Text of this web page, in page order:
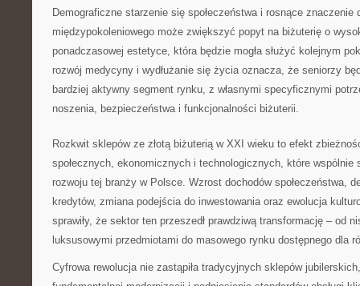
Demograficzne starzenie się społeczeństwa i rosnące znaczenie
międzypokoleniowego może zwiększyć popyt na biżuterię o
ponadczasowej estetyce, która będzie mogła służyć kolejnym
rozwój medycyny i wydłużanie się życia oznacza, że seniorzy
bardziej aktywny segment rynku, z własnymi specyficznymi
noszenia, bezpieczeństwa i funkcjonalności biżuterii.
Rozkwit sklepów ze złotą biżuterią w XXI wieku to efekt
społecznych, ekonomicznych i technologicznych, które wspólnie
rozwoju tej branży w Polsce. Wzrost dochodów społeczeństwa,
kredytów, zmiana podejścia do inwestowania oraz ewolucja
sprawiły, że sektor ten przeszedł prawdziwą transformację – od
luksusowymi przedmiotami do masowego rynku dostępnego dla
Cyfrowa rewolucja nie zastąpiła tradycyjnych sklepów